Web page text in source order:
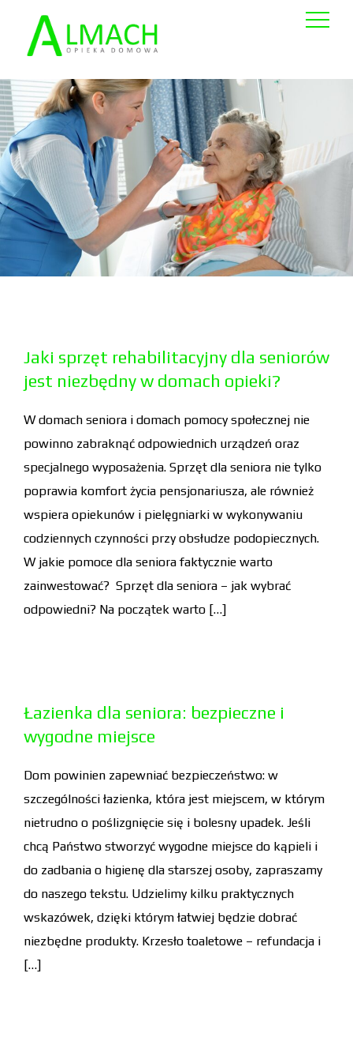
Jaki sprzęt rehabilitacyjny dla seniorów
jest niezbędny w domach opieki?
W domach seniora i domach pomocy społecznej nie
powinno zabraknąć odpowiednich urządzeń oraz
specjalnego wyposażenia. Sprzęt dla seniora nie tylko
poprawia komfort życia pensjonariusza, ale również
wspiera opiekunów i pielęgniarki w wykonywaniu
codziennych czynności przy obsłudze podopiecznych.
W jakie pomoce dla seniora faktycznie warto
zainwestować? Sprzęt dla seniora – jak wybrać
odpowiedni? Na początek warto […]
Łazienka dla seniora: bezpieczne i
wygodne miejsce
Dom powinien zapewniać bezpieczeństwo: w
szczególności łazienka, która jest miejscem, w którym
nietrudno o poślizgnięcie się i bolesny upadek. Jeśli
chcą Państwo stworzyć wygodne miejsce do kąpieli i
do zadbania o higienę dla starszej osoby, zapraszamy
do naszego tekstu. Udzielimy kilku praktycznych
wskazówek, dzięki którym łatwiej będzie dobrać
niezbędne produkty. Krzesło toaletowe – refundacja i
[…]